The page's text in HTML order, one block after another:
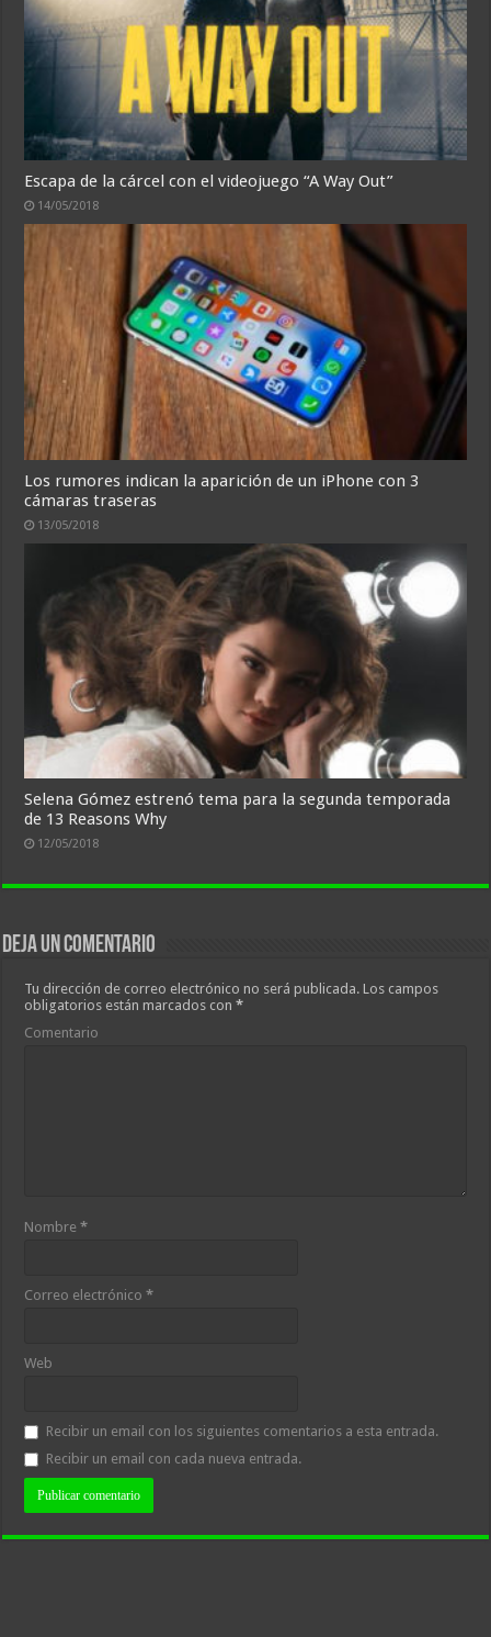
Escapa de la cárcel con el videojuego “A Way Out”
14/05/2018
Los rumores indican la aparición de un iPhone con 3
cámaras traseras
13/05/2018
Selena Gómez estrenó tema para la segunda temporada
de 13 Reasons Why
12/05/2018
Deja un comentario
Tu dirección de correo electrónico no será publicada. Los campos
obligatorios están marcados con*
Comentario
Nombre*
Correo electrónico*
Web
Recibir un email con los siguientes comentarios a esta entrada.
Recibir un email con cada nueva entrada.